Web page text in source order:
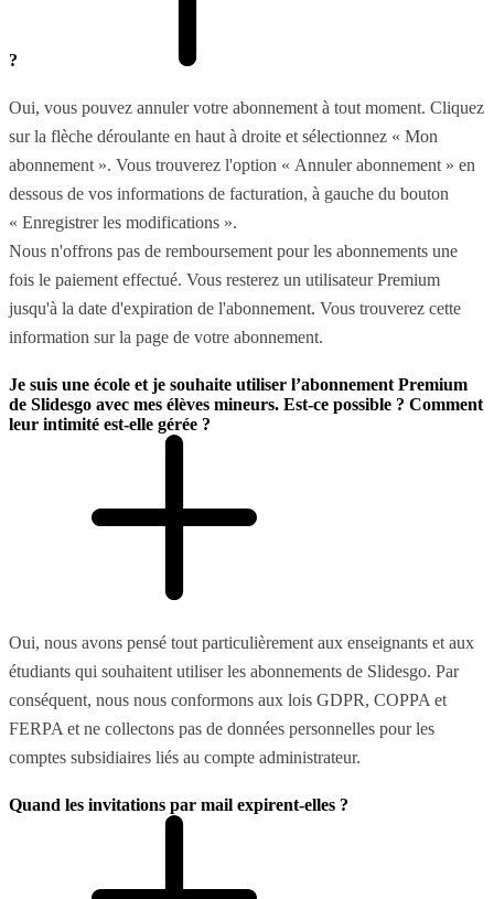
?
Oui, vous pouvez annuler votre abonnement à tout moment. Cliquez
sur la flèche déroulante en haut à droite et sélectionnez « Mon
abonnement ». Vous trouverez l'option « Annuler abonnement » en
dessous de vos informations de facturation, à gauche du bouton
« Enregistrer les modifications ».
Nous n'offrons pas de remboursement pour les abonnements une
fois le paiement effectué. Vous resterez un utilisateur Premium
jusqu'à la date d'expiration de l'abonnement. Vous trouverez cette
information sur la page de votre abonnement.
Je suis une école et je souhaite utiliser l’abonnement Premium
de Slidesgo avec mes élèves mineurs. Est-ce possible ? Comment
leur intimité est-elle gérée ?
Oui, nous avons pensé tout particulièrement aux enseignants et aux
étudiants qui souhaitent utiliser les abonnements de Slidesgo. Par
conséquent, nous nous conformons aux lois GDPR, COPPA et
FERPA et ne collectons pas de données personnelles pour les
comptes subsidiaires liés au compte administrateur.
Quand les invitations par mail expirent-elles ?